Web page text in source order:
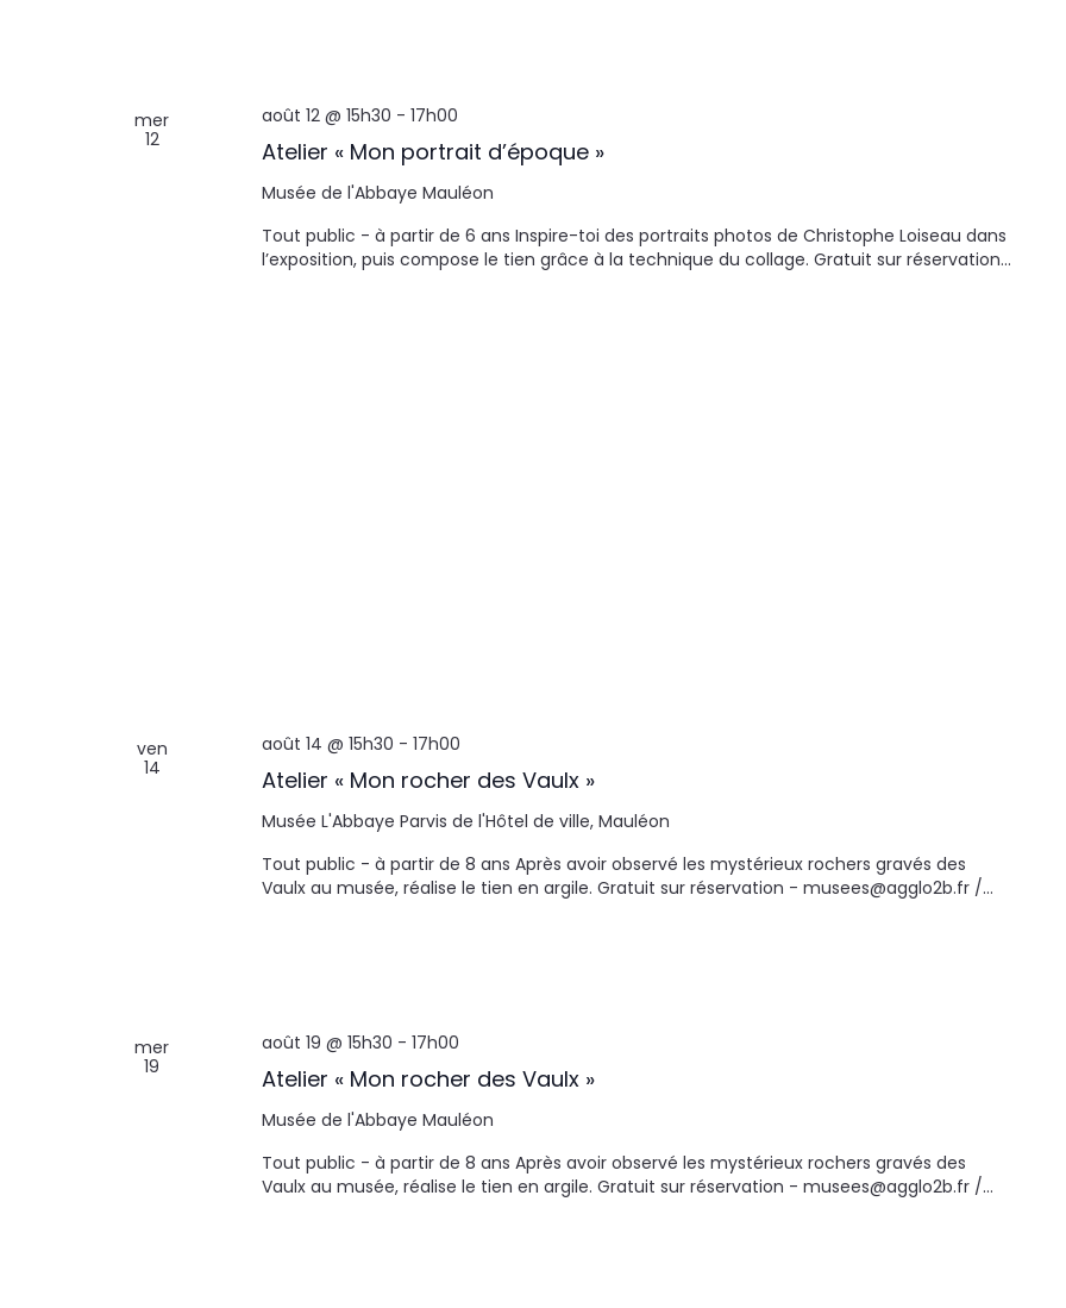
mer
12
Atelier « Mon portrait d’époque »
août 12 @ 15h30 - 17h00
Musée de l'Abbaye Mauléon
Tout public - à partir de 6 ans Inspire-toi des portraits photos de Christophe Loiseau dans
l’exposition, puis compose le tien grâce à la technique du collage. Gratuit sur réservation…
ven
14
Atelier « Mon rocher des Vaulx »
août 14 @ 15h30 - 17h00
Musée L'Abbaye Parvis de l'Hôtel de ville, Mauléon
Tout public - à partir de 8 ans Après avoir observé les mystérieux rochers gravés des
Vaulx au musée, réalise le tien en argile. Gratuit sur réservation - musees@agglo2b.fr /…
mer
19
Atelier « Mon rocher des Vaulx »
août 19 @ 15h30 - 17h00
Musée de l'Abbaye Mauléon
Tout public - à partir de 8 ans Après avoir observé les mystérieux rochers gravés des
Vaulx au musée, réalise le tien en argile. Gratuit sur réservation - musees@agglo2b.fr /…